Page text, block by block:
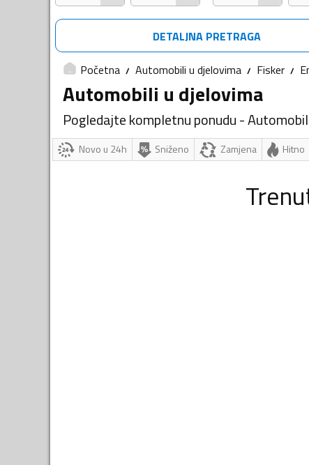
DETALJNA PRETRAGA
Početna Automobili u djelovima Fisker
Automobili u djelovima
Pogledajte kompletnu ponudu -
Novo u 24h Sniženo Zamjena Hitno